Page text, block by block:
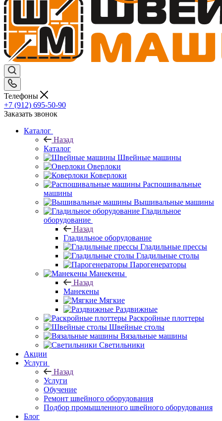
Телефоны
+7 (912) 695-50-90
Заказать звонок
Каталог
Назад
Каталог
Швейные машины
Оверлоки
Коверлоки
Распошивальные
машины
Вышивальные машины
Гладильное
оборудование
Назад
Гладильное оборудование
Гладильные прессы
Гладильные столы
Парогенераторы
Манекены
Назад
Манекены
Мягкие
Раздвижные
Раскройные плоттеры
Швейные столы
Вязальные машины
Светильники
Акции
Услуги
Назад
Услуги
Обучение
Ремонт швейного оборудования
Подбор промышленного швейного оборудования
Блог